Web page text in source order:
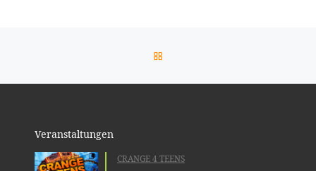
Veranstaltungen
CRANGE 4 TEENS